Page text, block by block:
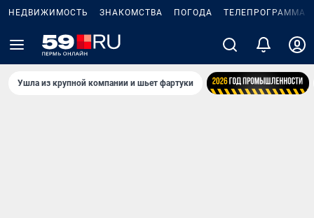
НЕДВИЖИМОСТЬ ЗНАКОМСТВА ПОГОДА ТЕЛЕПРОГРАММА
Ушла из крупной компании и шьет фартуки